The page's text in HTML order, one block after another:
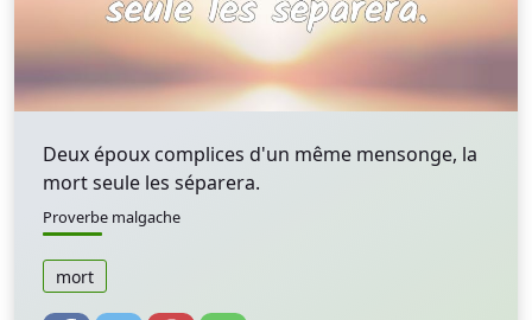
Deux époux complices d'un même mensonge, la
mort seule les séparera.
Proverbe malgache
mort